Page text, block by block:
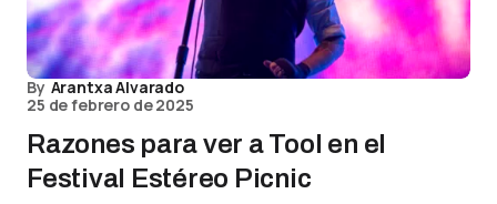
By Arantxa Alvarado
25 de febrero de 2025
Razones para ver a Tool en el
Festival Estéreo Picnic